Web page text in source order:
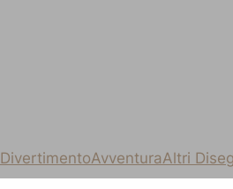
DivertimentoAvventuraAltri